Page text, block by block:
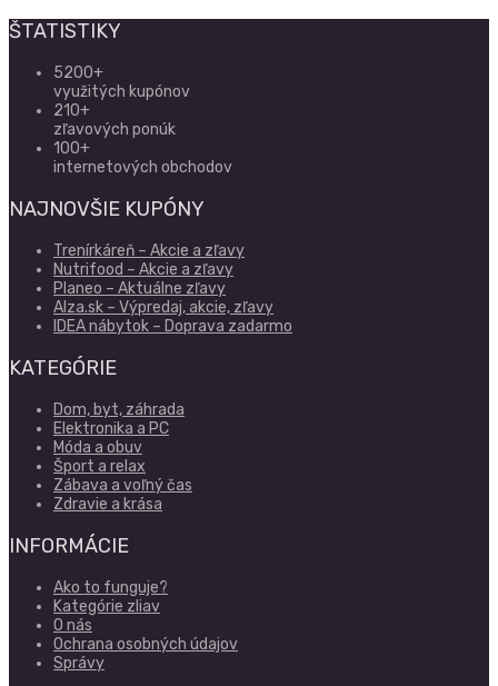
ŠTATISTIKY
5200+
využitých kupónov
210+
zľavových ponúk
100+
internetových obchodov
NAJNOVŠIE KUPÓNY
Trenírkáreň – Akcie a zľavy
Nutrifood – Akcie a zľavy
Planeo – Aktuálne zľavy
Alza.sk – Výpredaj, akcie, zľavy
IDEA nábytok – Doprava zadarmo
KATEGÓRIE
Dom, byt, záhrada
Elektronika a PC
Móda a obuv
Šport a relax
Zábava a voľný čas
Zdravie a krása
INFORMÁCIE
Ako to funguje?
Kategórie zliav
O nás
Ochrana osobných údajov
Správy